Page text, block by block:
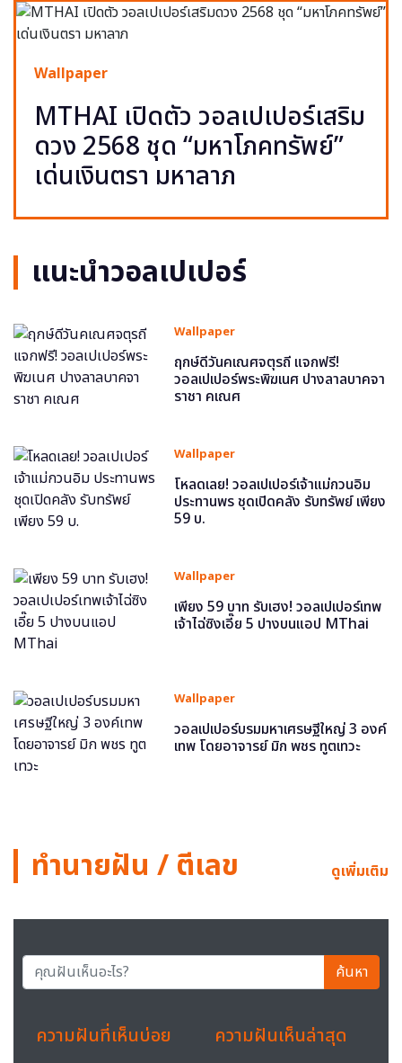
Wallpaper
MTHAI เปิดตัว วอลเปเปอร์เสริม
ดวง 2568 ชุด “มหาโภคทรัพย์”
เด่นเงินตรา มหาลาภ
แนะนำวอลเปเปอร์
Wallpaper
ฤกษ์ดีวันคเณศจตุรถี แจกฟรี!
วอลเปเปอร์พระพิฆเนศ ปางลาลบาคจา
ราชา คเณศ
Wallpaper
โหลดเลย! วอลเปเปอร์เจ้าแม่กวนอิม
ประทานพร ชุดเปิดคลัง รับทรัพย์ เพียง
59 บ.
Wallpaper
เพียง 59 บาท รับเฮง! วอลเปเปอร์เทพ
เจ้าไฉ่ซิงเอี๊ย 5 ปางบนแอป MThai
Wallpaper
วอลเปเปอร์บรมมหาเศรษฐีใหญ่ 3 องค์
เทพ โดยอาจารย์ มิก พชร ทูตเทวะ
ทำนายฝัน / ตีเลข ดูเพิ่มเติม
ค้นหา
ความฝันที่เห็นบ่อย ความฝันเห็นล่าสุด